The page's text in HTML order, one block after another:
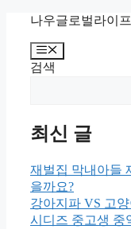
content
나우글로벌라이프
Menu
검색
최신 글
재벌집 막내아들
을까요?
강아지파 VS 고
시디즈 중고생 중